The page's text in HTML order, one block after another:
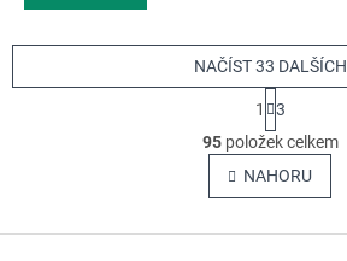
O
v
l
d
NAČÍST 33 DALŠÍCH
t
r
á
n
k
v
1
3
95položek celkem
NAHORU